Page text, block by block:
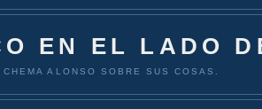
EN EL LADO
ALONSO SOBRE SUS COSAS.